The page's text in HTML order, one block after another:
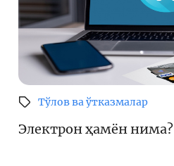
Тўлов ва ўтказмалар
Электрон ҳамён нима?